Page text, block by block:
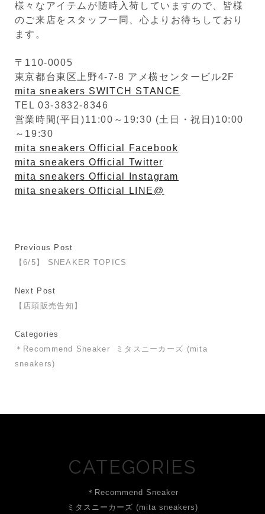
様々なアイテムが随時入荷していますので、皆様
のご来店をスタッフ一同、心よりお待ちしており
ます。
〒110-0005
東京都台東区上野4-7-8 アメ横センタービル2F
mita sneakers SWITCH STANCE
TEL 03-3832-8346
営業時間(平日)11:00～19:30 (土日・祝日)10:00
～19:30
mita sneakers Official Facebook
mita sneakers Official Twitter
mita sneakers Official Instagram
mita sneakers Official LINE@
Previous Post
【6/5】 SNEAKER TOPICS
Next Post
【店頭販売告知】
Categories
＊Recommend Sneaker
ミタスニーカーズ (mita
sneakers)
CATEGORIES
＊Recommend Sneaker
ミタスニーカーズ (mita sneakers)